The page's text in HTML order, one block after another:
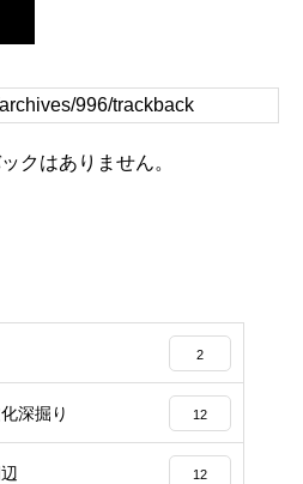
クはありません。
2
深掘り 12
12